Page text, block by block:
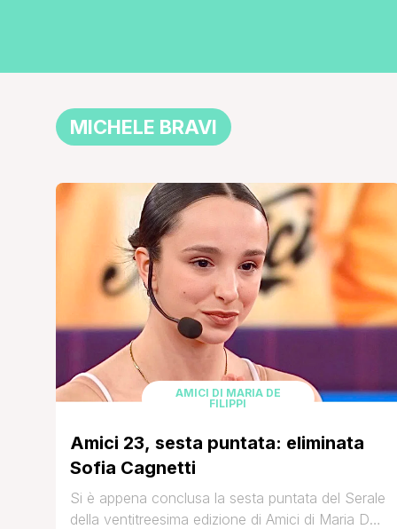
MICHELE BRAVI
AMICI DI MARIA DE
FILIPPI
Amici 23, sesta puntata: eliminata
Sofia Cagnetti
Si è appena conclusa la sesta puntata del Serale
della ventitreesima edizione di Amici di Maria De